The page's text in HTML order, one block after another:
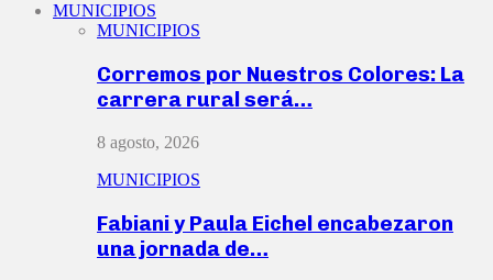
MUNICIPIOS
MUNICIPIOS
Corremos por Nuestros Colores: La
carrera rural será…
8 agosto, 2026
MUNICIPIOS
Fabiani y Paula Eichel encabezaron
una jornada de…